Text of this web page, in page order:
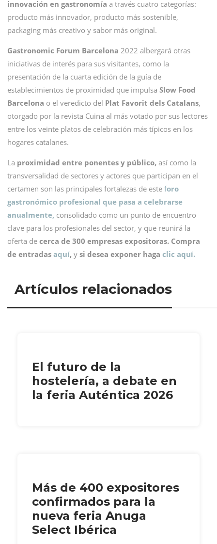
innovación en gastronomía a través cuatro categorías:
producto más innovador, producto más sostenible,
packaging más creativo y sabor más original.
Gastronomic Forum Barcelona 2022 albergará otras
iniciativas de interés para sus visitantes, como la
presentación de la cuarta edición de la guía de
establecimientos de proximidad que impulsa Slow Food
Barcelona o el veredicto del Plat Favorit dels Catalans,
otorgado por la revista Cuina al más votado por sus lectores
entre los veinte platos de celebración más típicos en los
hogares catalanes.
La proximidad entre ponentes y público, así como la
transversalidad de sectores y actores que participan en el
certamen son las principales fortalezas de este foro
gastronómico profesional que pasa a celebrarse
anualmente, consolidado como un punto de encuentro
clave para los profesionales del sector, y que reunirá la
oferta de cerca de 300 empresas expositoras. Compra
de entradas aquí, y si desea exponer haga clic aquí.
Artículos relacionados
El futuro de la
hostelería, a debate en
la feria Auténtica 2026
Más de 400 expositores
confirmados para la
nueva feria Anuga
Select Ibérica